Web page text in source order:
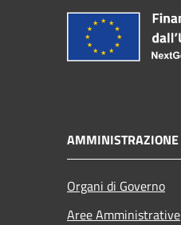
AMMINISTRAZIONE
Organi di Governo
Aree Amministrative